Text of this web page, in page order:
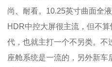
尚、耐看。10.25英寸曲面全
HDR中控大屏很主流，但不
代，也就主打一个不另类。不
座舱系统是一流的，另外新